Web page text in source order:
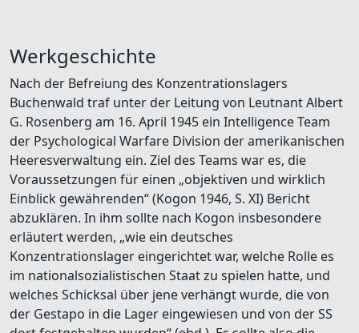
Werkgeschichte
Nach der Befreiung des Konzentrationslagers
Buchenwald traf unter der Leitung von Leutnant Albert
G. Rosenberg am 16. April 1945 ein Intelligence Team
der Psychological Warfare Division der amerikanischen
Heeresverwaltung ein. Ziel des Teams war es, die
Voraussetzungen für einen „objektiven und wirklich
Einblick gewährenden“ (Kogon 1946, S. XI) Bericht
abzuklären. In ihm sollte nach Kogon insbesondere
erläutert werden, „wie ein deutsches
Konzentrationslager eingerichtet war, welche Rolle es
im nationalsozialistischen Staat zu spielen hatte, und
welches Schicksal über jene verhängt wurde, die von
der Gestapo in die Lager eingewiesen und von der SS